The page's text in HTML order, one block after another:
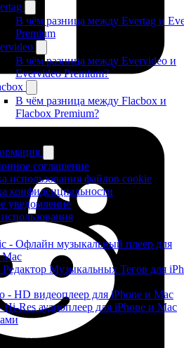
В чём разница между Evertag и
Premium
В чём разница между Evervideo и
Evervideo Premium?
В чём разница между Flacbox и
Flacbox Premium?
соглашение
использования файлов cookie
конфиденциальности
уведомление
- Офлайн музыкальный плеер для
Mac
Редактор Музыкальных Тегов для
- HD видеоплеер для iPhone и Mac
Hi-Res аудиоплеер для iPhone и Mac